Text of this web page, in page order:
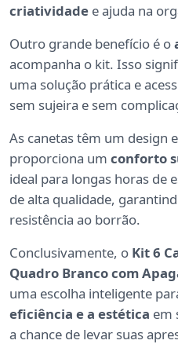
criatividade e ajuda na
Outro grande benefício é o
acompanha o kit. Isso
uma solução prática e
sem sujeira e sem
As canetas têm um design
proporciona um conforto
ideal para longas horas de
de alta qualidade,
resistência ao borrão.
Conclusivamente, o Kit 6
Quadro Branco com
uma escolha inteligente
eficiência e a estética em
a chance de levar suas